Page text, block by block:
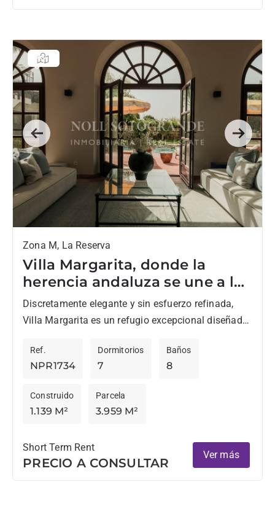
Previous Next
Zona M, La Reserva
Villa Margarita, donde la
herencia andaluza se une a la
sofisticación morisca
Discretamente elegante y sin esfuerzo refinada,
Villa Margarita es un refugio excepcional diseñado
arte de vivir...
NPR1734
Ref.
7
Dormitorios
8
Baños
1.139 M²
Construido
3.959 M²
Parcela
Short Term Rent
PRECIO A CONSULTAR
Ver más